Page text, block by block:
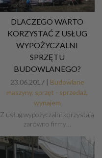
DLACZEGO WARTO
KORZYSTAĆ Z USŁUG
WYPOŻYCZALNI
SPRZĘTU
BUDOWLANEGO?
23.06.2017 | Budowlane
maszyny, sprzęt - sprzedaż,
wynajem
Z usług wypożyczalni korzystają
zarówno firmy…